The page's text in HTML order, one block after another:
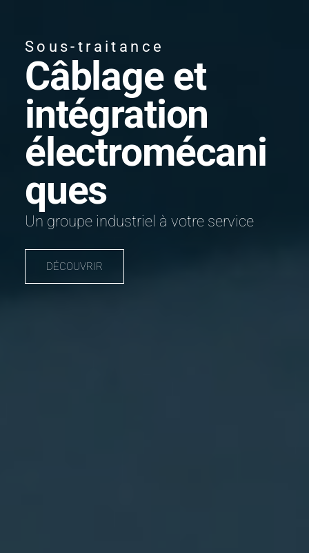
Sous-traitance
Câblage et
intégration
électromécani
ques
Un groupe industriel à votre service
DÉCOUVRIR